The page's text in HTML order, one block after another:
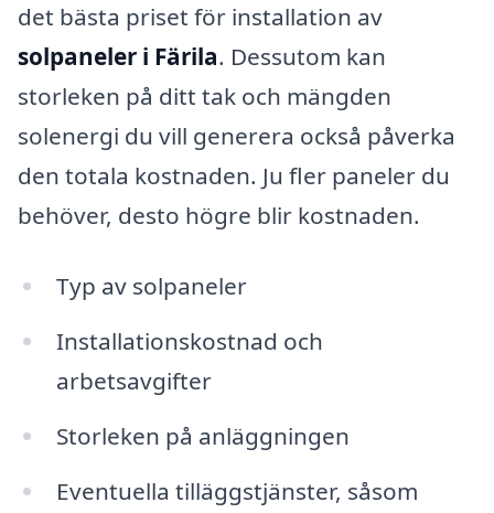
det bästa priset för installation av
solpaneler i Färila. Dessutom kan
storleken på ditt tak och mängden
solenergi du vill generera också påverka
den totala kostnaden. Ju fler paneler du
behöver, desto högre blir kostnaden.
Typ av solpaneler
Installationskostnad och
arbetsavgifter
Storleken på anläggningen
Eventuella tilläggstjänster, såsom